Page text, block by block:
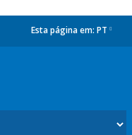
Esta página em: PT